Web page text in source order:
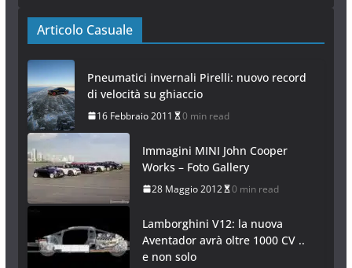
Articolo Casuale
Pneumatici invernali Pirelli: nuovo record
di velocità su ghiaccio
16 Febbraio 2011 0 min read
Immagini MINI John Cooper
Works – Foto Gallery
28 Maggio 2012 0 min read
Lamborghini V12: la nuova
Aventador avrà oltre 1000 CV ..
e non solo